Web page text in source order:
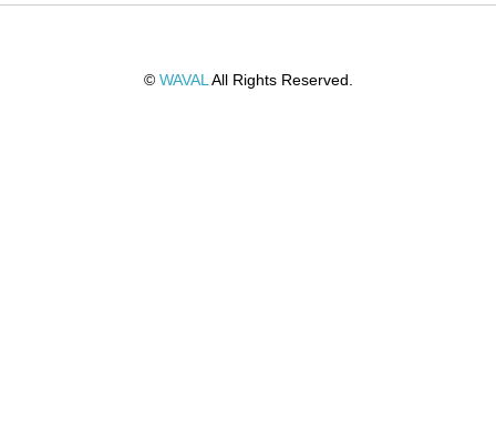
© WAVAL All Rights Reserved.